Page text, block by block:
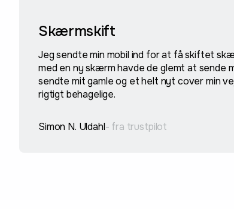
Skærmskift
Jeg sendte min mobil ind for at få skiftet
med en ny skærm havde de glemt at sende
sendte mit gamle og et helt nyt cover min
rigtigt behagelige.
Simon N. Uldahl- fra trustpilot